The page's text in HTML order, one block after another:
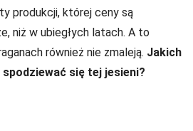
produkcji, której ceny są
niż w ubiegłych latach. A to
również nie zmaleją. Jakich
się tej jesieni?